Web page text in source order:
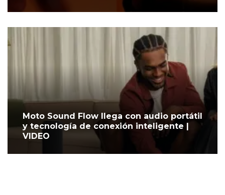
Moto Sound Flow llega con audio portátil
y tecnología de conexión inteligente |
VIDEO